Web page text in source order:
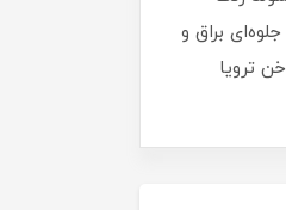
براق و
ترویا